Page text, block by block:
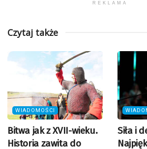
REKLAMA
Czytaj także
WIADOMOŚCI
Bitwa jak z XVII-wieku.
Historia zawita do
Siła i